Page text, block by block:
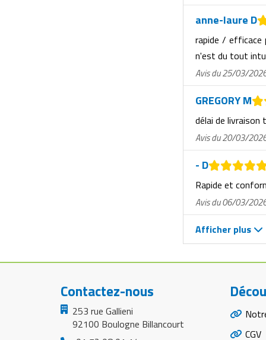
anne-laure D
rapide / efficace
n'est du tout
Avis du 25/03/
GREGORY M
délai de livraison
Avis du 20/03/
- D
Rapide et
Avis du 06/03/
Afficher plus
Contactez-nous
253 rue Gallieni
92100 Boulogne Billancourt
CGV